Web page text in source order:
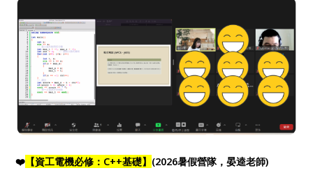
❤️ 【資工電機必修：C++基礎】 (2026暑假營隊，晏逵老師)